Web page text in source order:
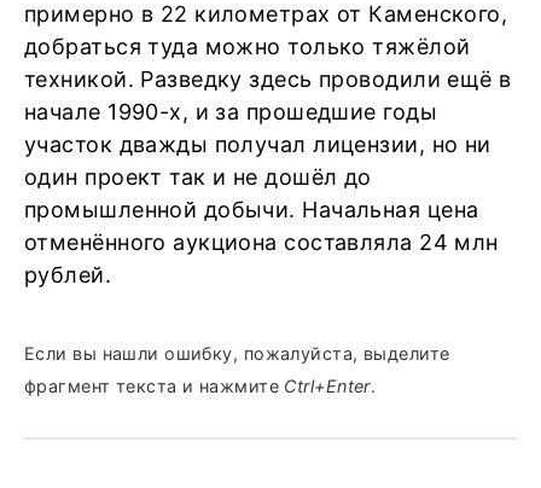
примерно в 22 километрах от Каменского,
добраться туда можно только тяжёлой
техникой. Разведку здесь проводили ещё в
начале 1990-х, и за прошедшие годы
участок дважды получал лицензии, но ни
один проект так и не дошёл до
промышленной добычи. Начальная цена
отменённого аукциона составляла 24 млн
рублей.
Если вы нашли ошибку, пожалуйста, выделите
фрагмент текста и нажмите Ctrl+Enter.